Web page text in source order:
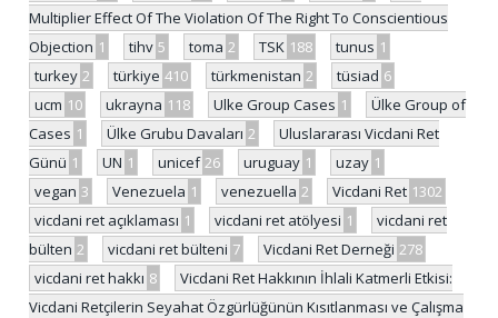
Multiplier Effect Of The Violation Of The Right To Conscientious
Objection 1 tihv 5 toma 2 TSK 188 tunus 1
turkey 2 türkiye 410 türkmenistan 2 tüsiad 6
ucm 10 ukrayna 118 Ulke Group Cases 1
Ülke Group of
Cases 1 Ülke Grubu Davaları 2
Uluslararası Vicdani Ret
Günü 1 UN 1 unicef 26 uruguay 1 uzay 1
vegan 3 Venezuela 1 venezuella 2 Vicdani Ret 1302
vicdani ret açıklaması 1 vicdani ret atölyesi 1
vicdani ret
bülten 2 vicdani ret bülteni 7 Vicdani Ret Derneği 278
vicdani ret hakkı 8
Vicdani Ret Hakkının İhlali Katmerli Etkisi:
Vicdani Retçilerin Seyahat Özgürlüğünün Kısıtlanması ve Çalışma